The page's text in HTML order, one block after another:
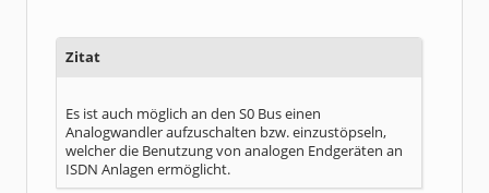
Zitat
Es ist auch möglich an den S0 Bus einen
Analogwandler aufzuschalten bzw. einzustöpseln,
welcher die Benutzung von analogen Endgeräten an
ISDN Anlagen ermöglicht.